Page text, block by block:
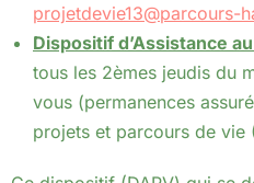
projetdevie13@parcours-
Dispositif d’Assistance
tous les 2èmes jeudis du
vous (permanences
projets et parcours de vie